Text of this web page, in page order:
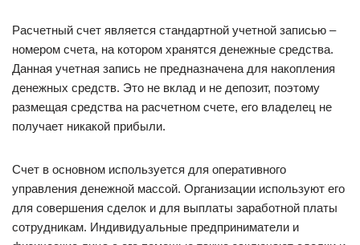
Расчетный счет является стандартной учетной записью –
номером счета, на котором хранятся денежные средства.
Данная учетная запись не предназначена для накопления
денежных средств. Это не вклад и не депозит, поэтому
размещая средства на расчетном счете, его владелец не
получает никакой прибыли.
Счет в основном используется для оперативного
управления денежной массой. Организации используют его
для совершения сделок и для выплаты заработной платы
сотрудникам. Индивидуальные предприниматели и